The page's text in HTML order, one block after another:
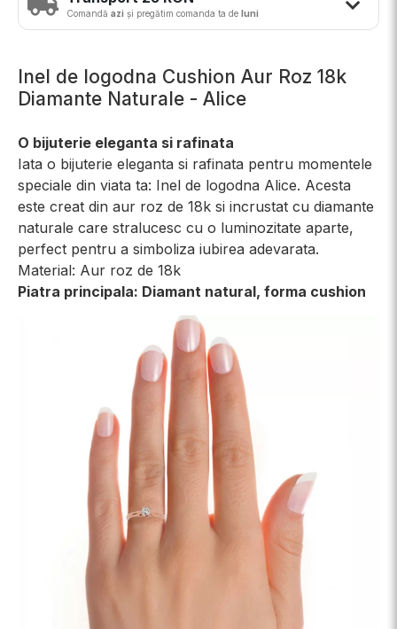
Comandă azi și pregătim comanda ta de luni
Inel de logodna Cushion Aur Roz 18k
Diamante Naturale - Alice
O bijuterie eleganta si rafinata
Iata o bijuterie eleganta si rafinata pentru momentele
speciale din viata ta: Inel de logodna Alice. Acesta
este creat din aur roz de 18k si incrustat cu diamante
naturale care stralucesc cu o luminozitate aparte,
perfect pentru a simboliza iubirea adevarata.
Material: Aur roz de 18k
Piatra principala: Diamant natural, forma cushion